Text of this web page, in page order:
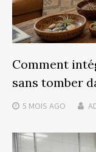
Comment
sans tomber
5 MOIS AGO